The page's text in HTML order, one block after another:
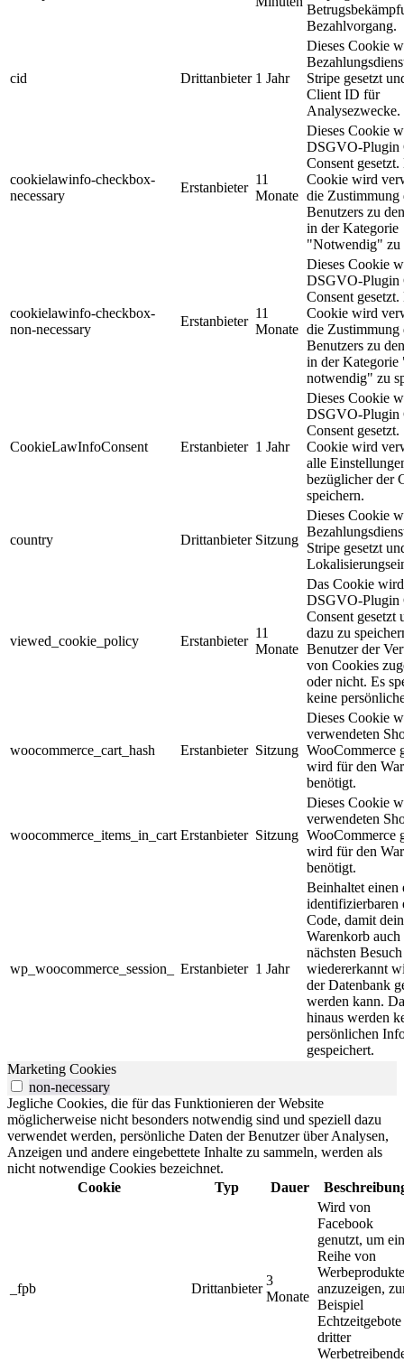
Bezahlvorgang.
cid Drittanbieter 1 Jahr
Dieses Cookie
Stripe gesetzt
Client ID für
Analysezwecke.
cookielawinfo-checkbox-
necessary
Erstanbieter
11
Monate
Dieses Cookie
DSGVO-Plugin
Consent gesetzt.
Cookie wird
die Zustimmung
Benutzers zu
in der Kategorie
"Notwendig" zu
cookielawinfo-checkbox-
non-necessary
Erstanbieter
11
Monate
Dieses Cookie
DSGVO-Plugin
Consent gesetzt.
Cookie wird
die Zustimmung
Benutzers zu
in der
notwendig" zu
CookieLawInfoConsent Erstanbieter 1 Jahr
Dieses Cookie
DSGVO-Plugin
Consent
Cookie wird
alle
bezüglicher der
speichern.
country Drittanbieter Sitzung
Dieses Cookie
Stripe gesetzt
viewed_cookie_policy Erstanbieter
11
Monate
Das Cookie
DSGVO-Plugin
Consent gesetzt
dazu zu
Benutzer der
von Cookies
oder nicht. Es
keine
woocommerce_cart_hash Erstanbieter Sitzung
Dieses Cookie
verwendeten
WooCommerce
wird für den
benötigt.
woocommerce_items_in_cart Erstanbieter Sitzung
Dieses Cookie
verwendeten
WooCommerce
wird für den
benötigt.
wp_woocommerce_session_ Erstanbieter 1 Jahr
Beinhaltet einen
identifizierbaren
Code, damit dein
Warenkorb auch
nächsten Besuch
wiedererkannt
der Datenbank
werden kann.
hinaus werden
persönlichen
gespeichert.
Marketing Cookies
non-necessary
Jegliche Cookies, die für das Funktionieren der Website
möglicherweise nicht besonders notwendig sind und speziell dazu
verwendet werden, persönliche Daten der Benutzer über Analysen,
Anzeigen und andere eingebettete Inhalte zu sammeln, werden als
nicht notwendige Cookies bezeichnet.
Cookie
Typ Dauer
_fpb Drittanbieter
3
Monate
Wird von
Facebook
genutzt, um
Reihe von
anzuzeigen,
Beispiel
Echtzeitgebote
dritter